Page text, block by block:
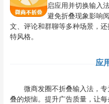
启应用并切换输入
避免折叠现象影响
文、评论和群聊等多种场景，
特风格。
应
微商发圈不折叠输入法，专
叠的烦恼。提升广告质量，让